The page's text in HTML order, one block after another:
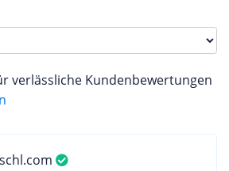
verlässliche Kundenbewertungen